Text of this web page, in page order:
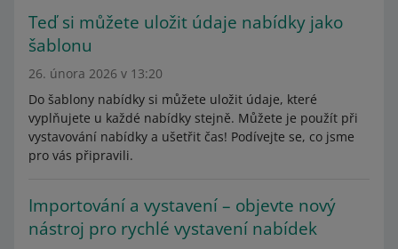
Teď si můžete uložit údaje nabídky jako
šablonu
26. února 2026 v 13:20
Do šablony nabídky si můžete uložit údaje, které
vyplňujete u každé nabídky stejně. Můžete je použít při
vystavování nabídky a ušetřit čas! Podívejte se, co jsme
pro vás připravili.
Importování a vystavení – objevte nový
nástroj pro rychlé vystavení nabídek